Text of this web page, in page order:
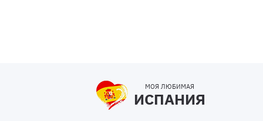
МОЯ ЛЮБИМАЯ
ИСПАНИЯ